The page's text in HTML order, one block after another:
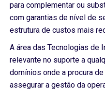
para complementar ou
com garantias de nível de
estrutura de custos mais
A área das Tecnologias de
relevante no suporte a
domínios onde a procura
assegurar a gestão da